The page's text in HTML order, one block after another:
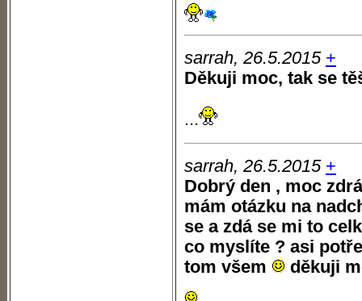
sarrah, 26.5.2015 +
Děkuji moc, tak se
...
sarrah, 26.5.2015 +
Dobrý den , moc
mám otázku na
se a zdá se mi to
co myslíte ? asi
tom všem
děkuji